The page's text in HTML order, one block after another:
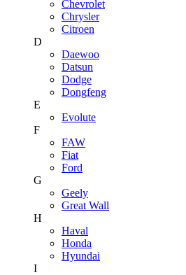
Chevrolet
Chrysler
Citroen
D
Daewoo
Datsun
Dodge
Dongfeng
E
Evolute
F
FAW
Fiat
Ford
G
Geely
Great Wall
H
Haval
Honda
Hyundai
I